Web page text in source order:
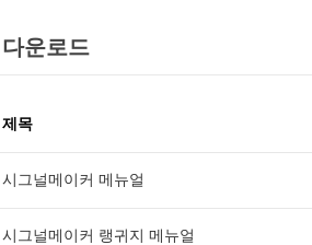
운로드
제목
시그널메이커 메뉴얼
시그널메이커 랭귀지 메뉴얼